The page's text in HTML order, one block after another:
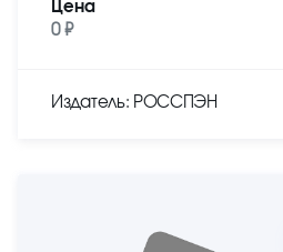
Цена
0 ₽
Издатель: РОССПЭН